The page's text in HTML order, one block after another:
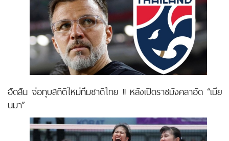
ฮัดสัน จ่อทุบสถิติใหม่ทีมชาติไทย !! หลังเปิดราชมังคลาอัด “เมีย
นมา”